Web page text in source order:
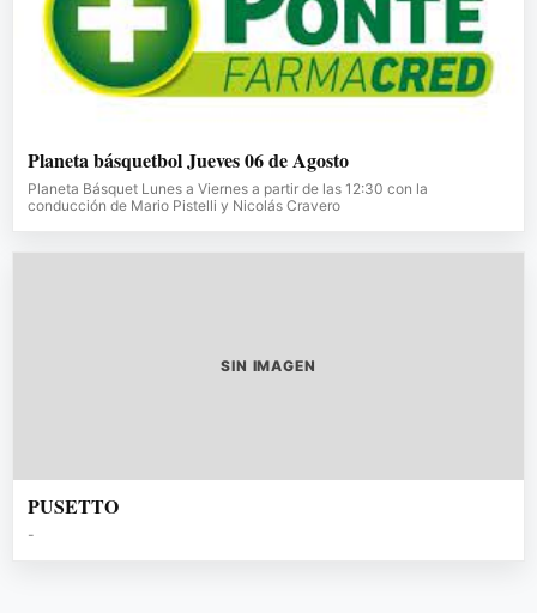
Planeta básquetbol Jueves 06 de Agosto
Planeta Básquet Lunes a Viernes a partir de las 12:30 con la
conducción de Mario Pistelli y Nicolás Cravero
SIN IMAGEN
PUSETTO
-